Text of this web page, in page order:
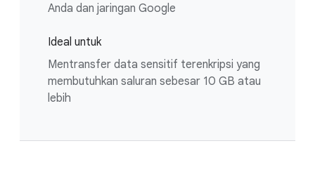
Anda dan jaringan Google
Ideal untuk
Mentransfer data sensitif terenkripsi yang
membutuhkan saluran sebesar 10 GB atau
lebih